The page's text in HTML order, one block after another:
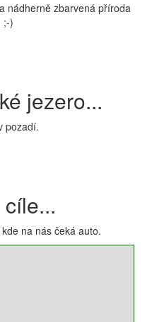
nádherně zbarvená příroda
;-)
jezero...
pozadí.
na nás čeká auto.